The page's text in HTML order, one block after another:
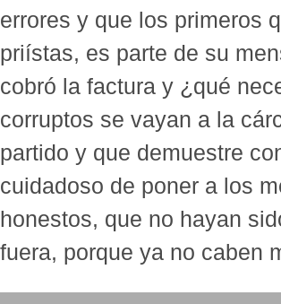
errores y que los primeros
priístas, es parte de su
cobró la factura y ¿qué
corruptos se vayan a la
partido y que demuestre
cuidadoso de poner a los
honestos, que no hayan
fuera, porque ya no caben